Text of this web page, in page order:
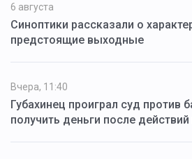
6 августа
Синоптики рассказали о
предстоящие выходные
Вчера, 11:40
Губахинец проиграл суд против
получить деньги после